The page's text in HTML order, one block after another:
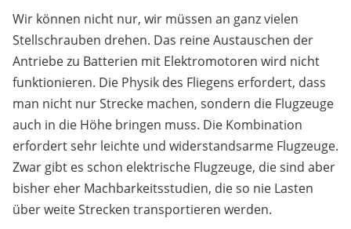
Wir können nicht nur, wir müssen an ganz vielen
Stellschrauben drehen. Das reine Austauschen der
Antriebe zu Batterien mit Elektromotoren wird nicht
funktionieren. Die Physik des Fliegens erfordert, dass
man nicht nur Strecke machen, sondern die Flugzeuge
auch in die Höhe bringen muss. Die Kombination
erfordert sehr leichte und widerstandsarme Flugzeuge.
Zwar gibt es schon elektrische Flugzeuge, die sind aber
bisher eher Machbarkeitsstudien, die so nie Lasten
über weite Strecken transportieren werden.